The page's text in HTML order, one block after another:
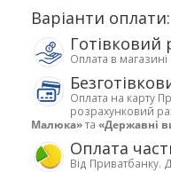
Варіанти оплати:
Готівковий
Оплата в
Оплата на карту
розрахунковий
Малюка»та «Державні
Оплата
Від Приватбанку.